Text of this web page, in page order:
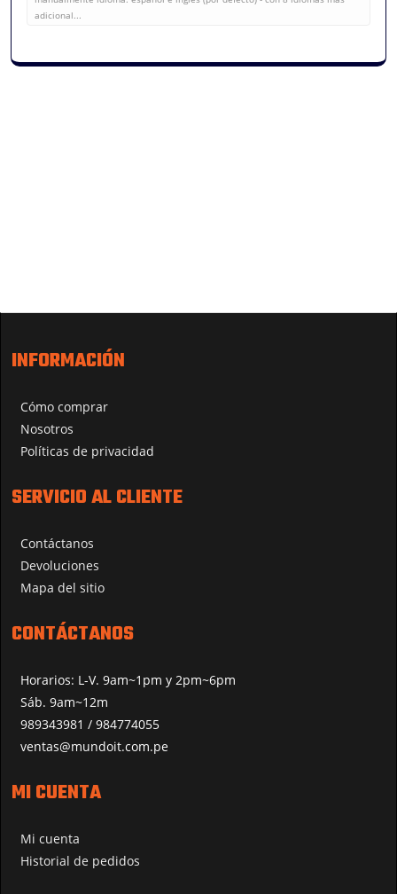
adicional...
INFORMACIÓN
Cómo comprar
Nosotros
Políticas de privacidad
SERVICIO AL CLIENTE
Contáctanos
Devoluciones
Mapa del sitio
CONTÁCTANOS
Horarios: L-V. 9am~1pm y 2pm~6pm
Sáb. 9am~12m
989343981 / 984774055
ventas@mundoit.com.pe
MI CUENTA
Mi cuenta
Historial de pedidos